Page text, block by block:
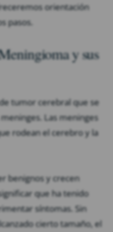
orientación
pasos.
y sus
tumor cerebral que se
Las meninges
rodean el cerebro y la
benignos y crecen
que ha tenido
síntomas. Sin
cierto tamaño, el